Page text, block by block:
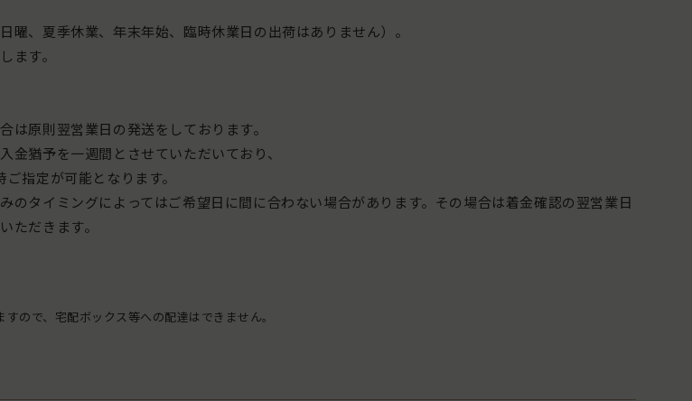
降～8月7日（金）18:00までのご注文
発送
送
注意】
月7日（金）にまとめて行うため、保管期
水）～8月17日（月）の納品はできませ
めご了承ください。
かけいたしますが、何卒ご理解・ご協力のほ
曜、夏季休業、年末年始、臨時休業日の出荷はありません）。
ます。
は原則翌営業日の発送をしております。
金猶予を一週間とさせていただいており、
指定が可能となります。
のタイミングによってはご希望日に間に合わない場合があります。その場合は着金確認の翌営業日
ただきます。
ので、宅配ボックス等への配達はできません。